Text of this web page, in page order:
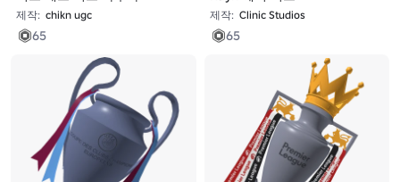
제작: chikn ugc
65
제작: Clinic Studios
65